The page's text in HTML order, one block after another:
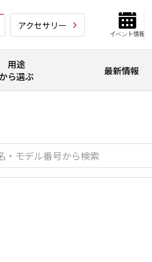
アクセサリー
イベント情報
用途
から選ぶ
最新情報